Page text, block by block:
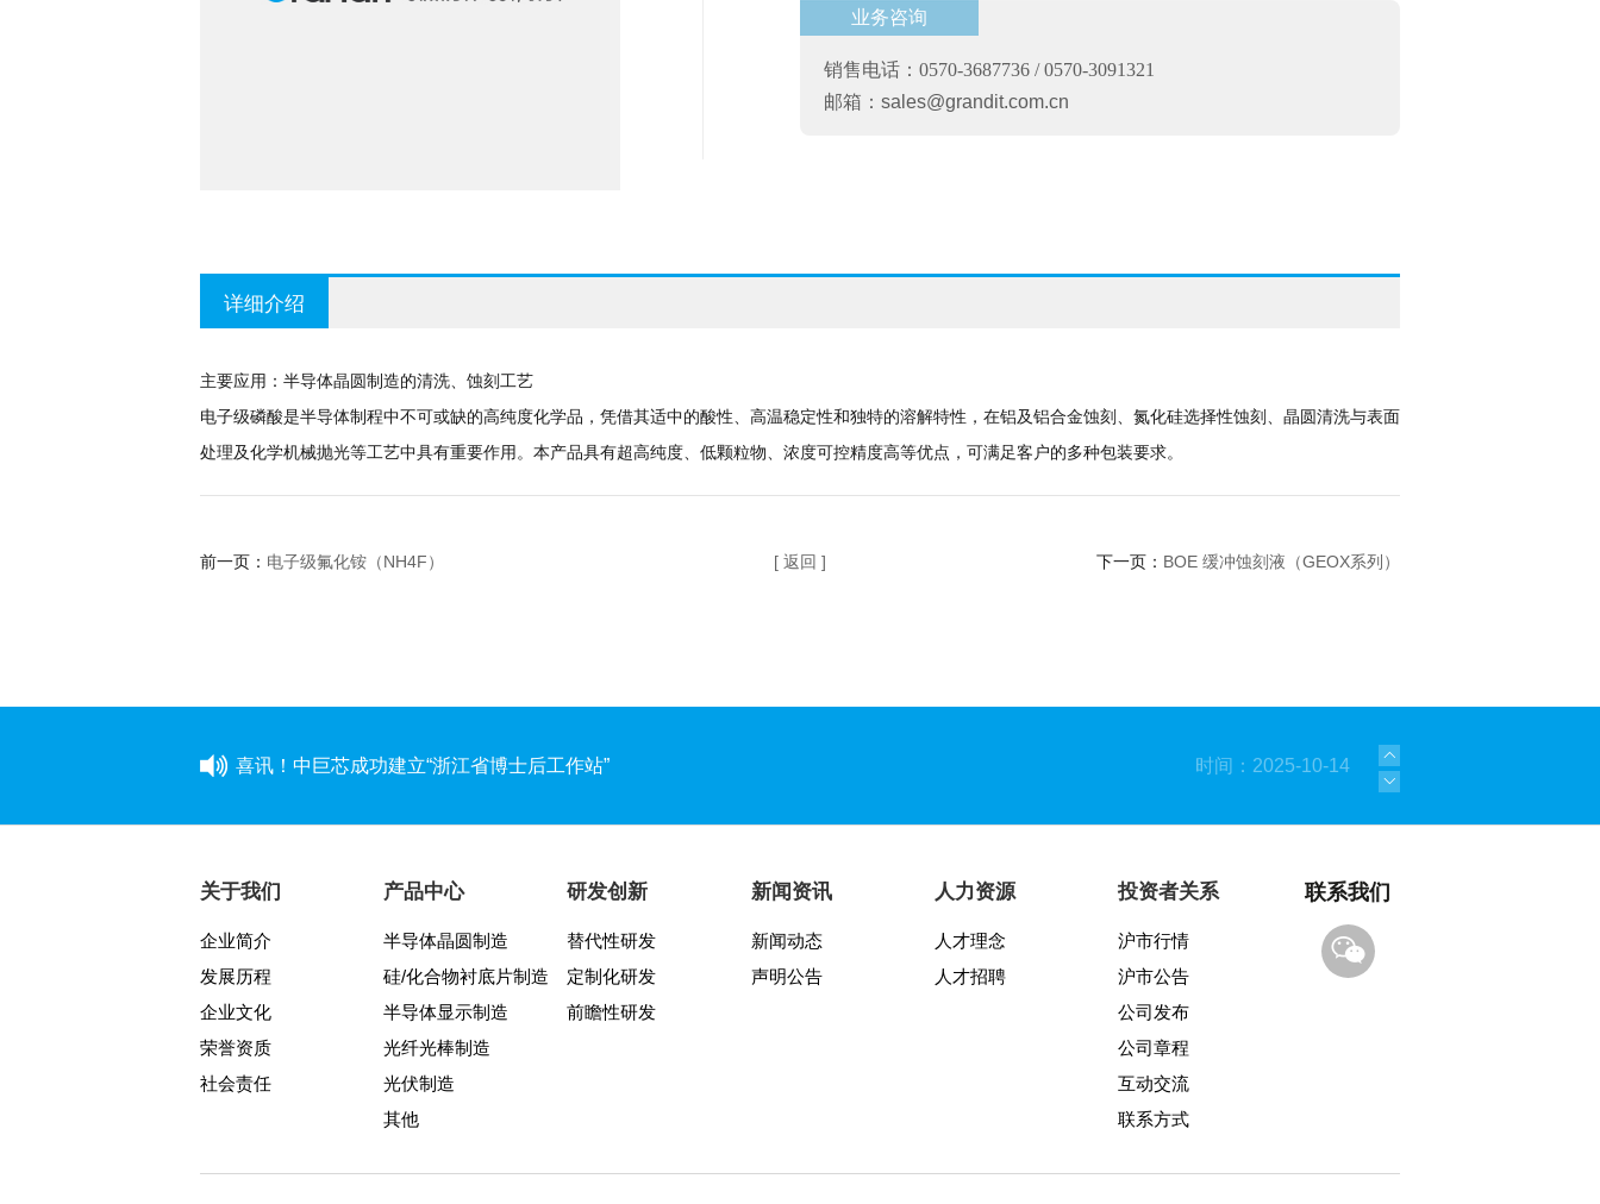
业务咨询
销售电话：0570-3687736 / 0570-3091321
邮箱： sales@grandit.com.cn
详细介绍
主要应用：半导体晶圆制造的清洗、蚀刻工艺
电子级磷酸是半导体制程中不可或缺的高纯度化学品，凭借其适中的酸性、高温稳定性和独特的溶解特性，在铝及铝合金蚀刻、氮化硅选择性蚀刻、晶圆清洗与表面
处理及化学机械抛光等工艺中具有重要作用。本产品具有超高纯度、低颗粒物、浓度可控精度高等优点，可满足客户的多种包装要求。
前一页： 电子级氟化铵（NH4F） [ 返回 ] 下一页： BOE 缓冲蚀刻液（GEOX系列）
喜讯！中巨芯成功建立“浙江省博士后工作站” 时间：2025-10-14
同心同行 见证成长——中巨芯上市两周年纪念活动圆满结束 时间：2025-09-08
学芯谱理念 做靠谱者--中巨芯靠谱文化宣讲月活动圆满收官 时间：2025-06-05
因为靠谱 所以信赖 | 中巨芯《芯谱》发布会暨“靠谱2025-2027”落地规划启动仪式 时间：2025-01-21
中巨芯(688549)今日成功登陆上交所科创板！
中巨芯参展SEMICON China 2021
八年靠谱路 芯程共奔赴——首届靠谱文化节开幕式暨八周年庆活动圆满举行
关于我们
企业简介
发展历程
企业文化
荣誉资质
社会责任
产品中心
半导体晶圆制造
硅/化合物衬底片制造
半导体显示制造
光纤光棒制造
光伏制造
其他
研发创新
替代性研发
定制化研发
前瞻性研发
新闻资讯
新闻动态
声明公告
人力资源
人才理念
人才招聘
投资者关系
沪市行情
沪市公告
公司发布
公司章程
互动交流
联系方式
联系我们